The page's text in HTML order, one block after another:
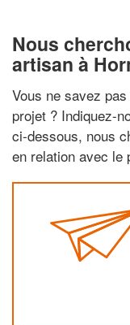
Nous
artisan à
Vous ne savez
projet ? Indiquez-
ci-dessous, nous
en relation avec le